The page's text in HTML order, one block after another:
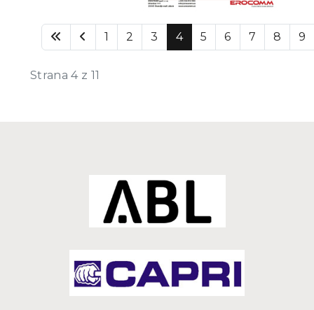
1 2 3 4 5 6 7 8 9
Strana 4 z 11